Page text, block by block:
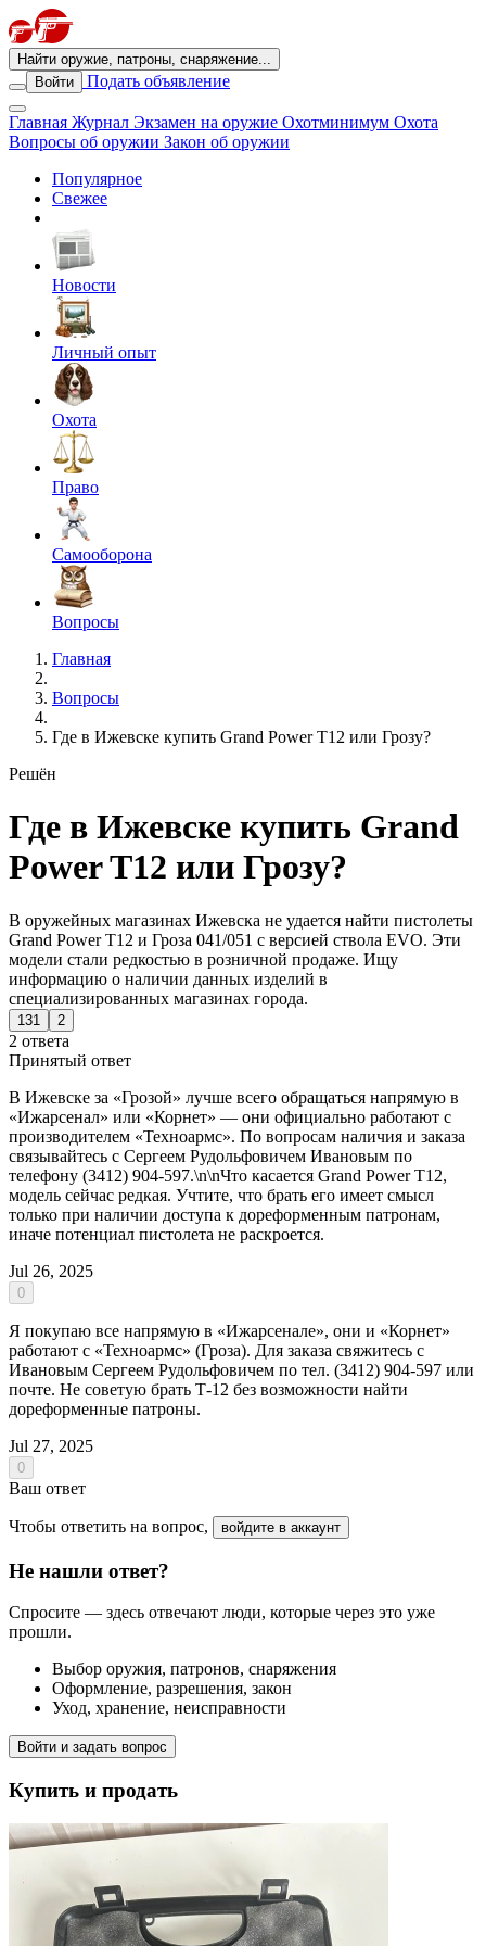
Найти оружие, патроны, снаряжение...
Войти
Подать объявление
Главная Журнал Экзамен на оружие Охотминимум Охота
Вопросы об оружии Закон об оружии
Популярное
Свежее
Новости
Личный опыт
Охота
Право
Самооборона
Вопросы
Главная
Вопросы
Где в Ижевске купить Grand Power T12 или Грозу?
Решён
Где в Ижевске купить Grand
Power T12 или Грозу?
В оружейных магазинах Ижевска не удается найти пистолеты
Grand Power T12 и Гроза 041/051 с версией ствола EVO. Эти
модели стали редкостью в розничной продаже. Ищу
информацию о наличии данных изделий в
специализированных магазинах города.
131 2
2 ответа
Принятый ответ
В Ижевске за «Грозой» лучше всего обращаться напрямую в
«Ижарсенал» или «Корнет» — они официально работают с
производителем «Техноармс». По вопросам наличия и заказа
связывайтесь с Сергеем Рудольфовичем Ивановым по
телефону (3412) 904-597.\n\nЧто касается Grand Power T12,
модель сейчас редкая. Учтите, что брать его имеет смысл
только при наличии доступа к дореформенным патронам,
иначе потенциал пистолета не раскроется.
Jul 26, 2025
0
Я покупаю все напрямую в «Ижарсенале», они и «Корнет»
работают с «Техноармс» (Гроза). Для заказа свяжитесь с
Ивановым Сергеем Рудольфовичем по тел. (3412) 904-597 или
почте. Не советую брать Т-12 без возможности найти
дореформенные патроны.
Jul 27, 2025
0
Ваш ответ
Чтобы ответить на вопрос, войдите в аккаунт
Не нашли ответ?
Спросите — здесь отвечают люди, которые через это уже
прошли.
Выбор оружия, патронов, снаряжения
Оформление, разрешения, закон
Уход, хранение, неисправности
Войти и задать вопрос
Купить и продать